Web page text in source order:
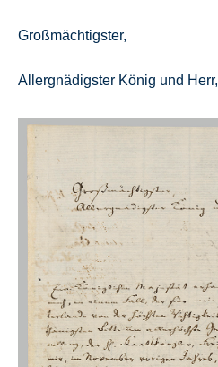
Großmächtigster,
Allergnädigster König und Herr,